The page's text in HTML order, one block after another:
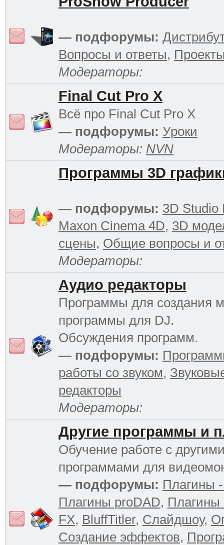
— подфорумы:
Вопросы и ответы,
Модераторы:
Final Cut Pro X
Всё про Final Cut Pro X
— подфорумы: Уроки
Модераторы: NVN
Программы 3D
— подфорумы: 3D Studio
Maxon Cinema 4D, 3D
сцены, Общие вопросы и
Модераторы:
Аудио редакторы
Программы для создания
программы для DJ.
Обсуждения программ.
— подфорумы:
работы со звуком,
редакторы
Модераторы:
Другие программы и
Обучение работе с
программами для
— подфорумы: Плагины
Плагины proDAD, Плагины
FX, BluffTitler, Слайдшоу,
Создание эффектов,